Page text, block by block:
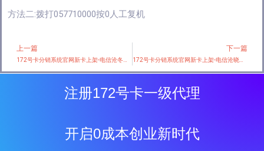
方法二:拨打057710000按0人工复机
Prev
上一篇 下一篇
172号卡分销系统官网新卡上架-电信沧晓卡【一年19元80G】
注册172号卡一级代理
开启0成本创业新时代